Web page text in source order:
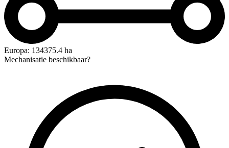
Europa: 134375.4 ha
Mechanisatie beschikbaar?